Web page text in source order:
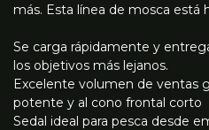
más. Esta línea de mosca está
Se carga rápidamente y
los objetivos más lejanos.
Excelente volumen de ventas
potente y al cono frontal corto
Sedal ideal para pesca desde